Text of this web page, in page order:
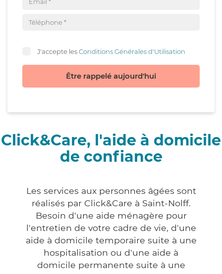
J'accepte lesConditions Générales d'Utilisation
Être rappelé aujourd'hui
Click&Care, l'aide à domicile
de confiance
Les services aux personnes âgées sont
réalisés par Click&Care à Saint-Nolff.
Besoin d'une aide ménagère pour
l'entretien de votre cadre de vie, d'une
aide à domicile temporaire suite à une
hospitalisation ou d'une aide à
domicile permanente suite à une